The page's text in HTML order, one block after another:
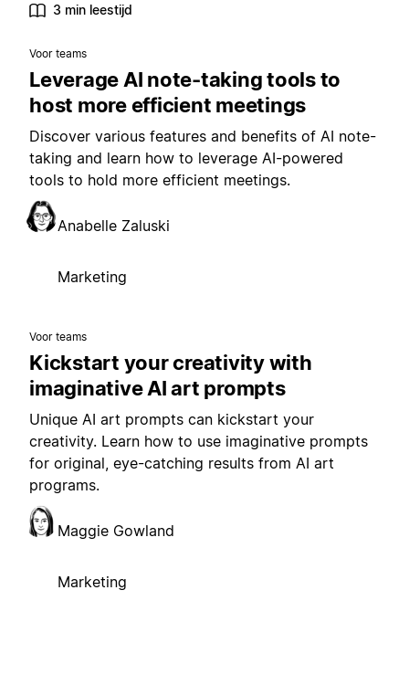
3 min leestijd
Voor teams
Leverage AI note-taking tools to
host more efficient meetings
Discover various features and benefits of AI note-
taking and learn how to leverage AI-powered
tools to hold more efficient meetings.
Anabelle Zaluski
Marketing
Voor teams
Kickstart your creativity with
imaginative AI art prompts
Unique AI art prompts can kickstart your
creativity. Learn how to use imaginative prompts
for original, eye-catching results from AI art
programs.
Maggie Gowland
Marketing